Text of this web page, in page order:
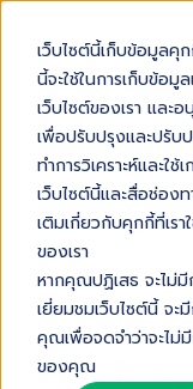
เว็บไซต์นี้เก็บข้อมูล
นี้จะใช้ในการเก็บข้
เว็บไซต์ของเรา และ
เพื่อปรับปรุงและปรับ
ทำการวิเคราะห์และใ
เว็บไซต์นี้และสื่อช่อง
เติมเกี่ยวกับคุกกี้ที่เร
ของเรา
หากคุณปฏิเสธ จะไม่
เยี่ยมชมเว็บไซต์นี้ จะ
คุณเพื่อจดจำว่าจะไม่
ของคุณ
5 วิธี ในกา
ที่มีอยู่เพื่อเ
Audio